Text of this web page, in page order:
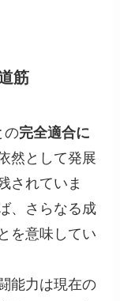
筋
の完全適合に
然として発展
されていま
、さらなる成
を意味してい
能力は現在の